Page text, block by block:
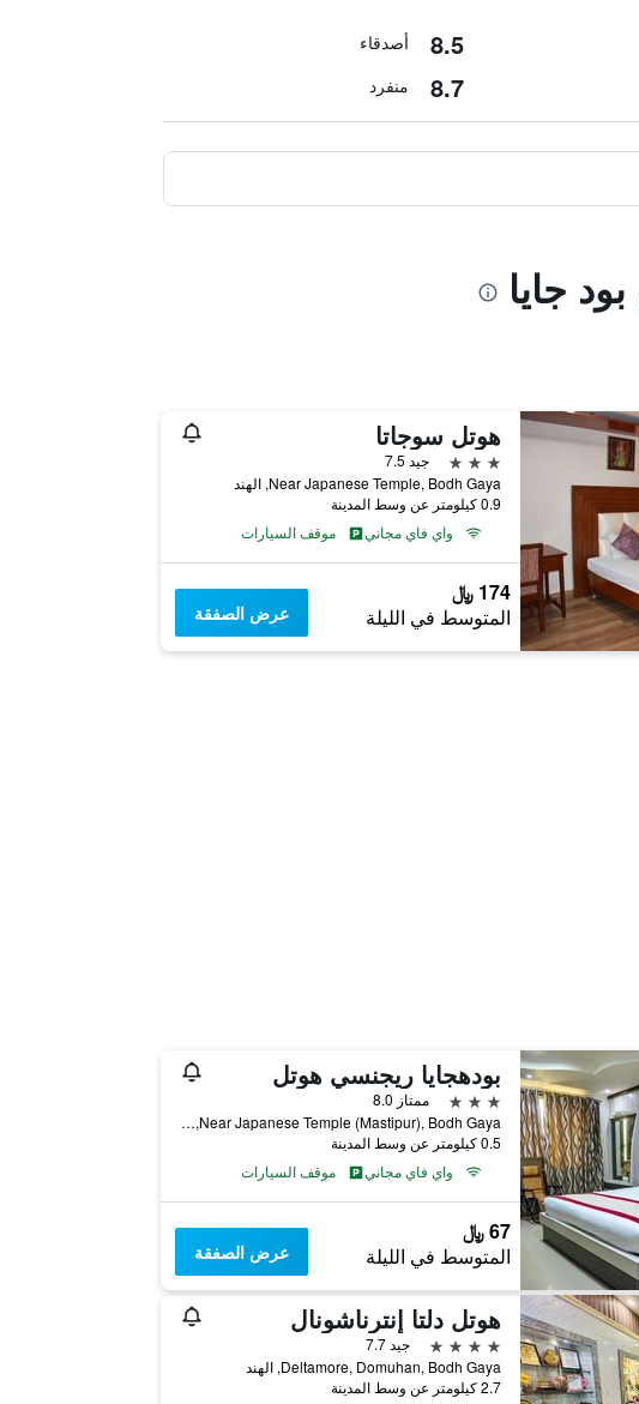
8.5 أصدقاء
8.7 منفرد
جايا
هوتل سوجاتا
3 نجوم
جيد 7.5
Near Japanese Temple, Bodh Gaya, الهند
0.9 كيلومتر عن وسط المدينة
واي فاي مجاني
موقف السيارات
174 ﷼
المتوسط في الليلة عرض الصفقة
بودهجايا ريجنسي هوتل
3 نجوم
ممتاز 8.0
Near Japanese Temple (Mastipur), Bodh Gaya, الهند
0.5 كيلومتر عن وسط المدينة
واي فاي مجاني
موقف السيارات
67 ﷼
المتوسط في الليلة عرض الصفقة
هوتل دلتا إنترناشونال
4 نجوم
جيد 7.7
Deltamore, Domuhan, Bodh Gaya, الهند
2.7 كيلومتر عن وسط المدينة